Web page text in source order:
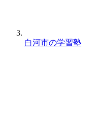
白河市の学習塾